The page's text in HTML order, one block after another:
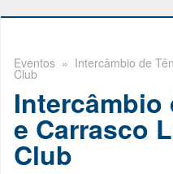
Eventos » Intercâmbio de
Club
Intercâmbio
e Carrasco
Club